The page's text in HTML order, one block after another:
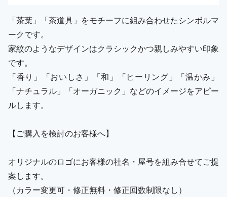
「茶葉」「茶道具」をモチーフに組み合わせたシンボルマ
ークです。
家紋のようなデザインはクラシックかつ親しみやすい印象
です。
「香り」「おいしさ」「和」「ヒーリング」「温かみ」
「ナチュラル」「オーガニック」などのイメージをアピー
ルします。
【ご購入を検討のお客様へ】
オリジナルのロゴにお客様の社名・屋号を組み合せてご提
案します。
（カラー変更可・修正無料・修正回数制限なし）